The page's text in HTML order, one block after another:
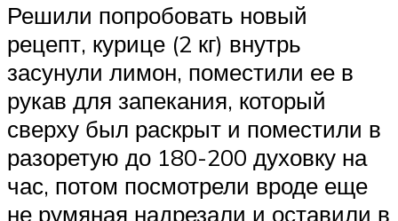
Решили попробовать новый
рецепт, курице (2 кг) внутрь
засунули лимон, поместили ее в
рукав для запекания, который
сверху был раскрыт и поместили в
разоретую до 180-200 духовку на
час, потом посмотрели вроде еще
не румяная надрезали и оставили в